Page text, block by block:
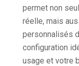
permet non
réelle, mais
personnalisés
configuration
usage et votre